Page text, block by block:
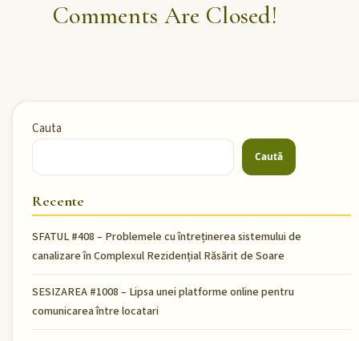
Comments Are Closed!
Cauta
Caută
Recente
SFATUL #408 – Problemele cu întreținerea sistemului de
canalizare în Complexul Rezidențial Răsărit de Soare
SESIZAREA #1008 – Lipsa unei platforme online pentru
comunicarea între locatari